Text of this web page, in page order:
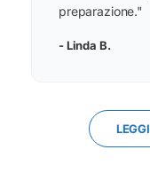
preparazione."
- Linda B.